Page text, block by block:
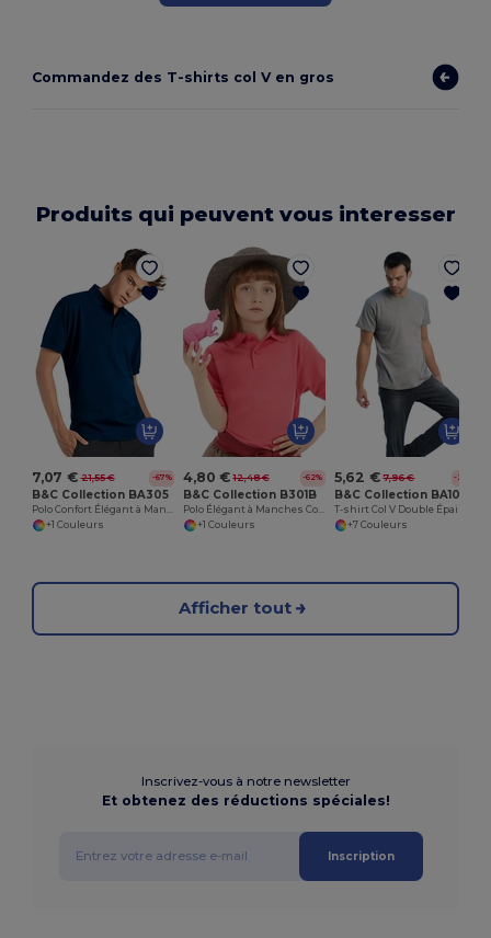
Commandez des T-shirts col V en gros
Produits qui peuvent vous interesser
7,07 € 21,55 € -67%
B&C Collection BA305
+1 Couleurs
4,80 € 12,48 € -62%
B&C Collection B301B
+1 Couleurs
5,62 € 7,96 € -29%
B&C Collection BA108
+7 Couleurs
Afficher tout
Inscrivez-vous à notre newsletter
Et obtenez des réductions spéciales!
Inscription